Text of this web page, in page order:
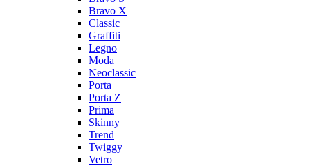
Bravo X
Classic
Graffiti
Legno
Moda
Neoclassic
Porta
Porta Z
Prima
Skinny
Trend
Twiggy
Vetro